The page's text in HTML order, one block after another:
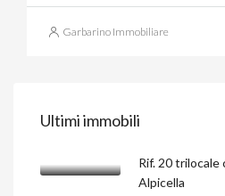
Garbarino Immobiliare
Ultimi immobili
Rif. 20 trilocale
Alpicella